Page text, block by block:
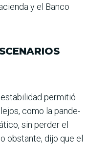
y el Banco
permitió
como la pande­
sin perder el
obstante, dijo que el